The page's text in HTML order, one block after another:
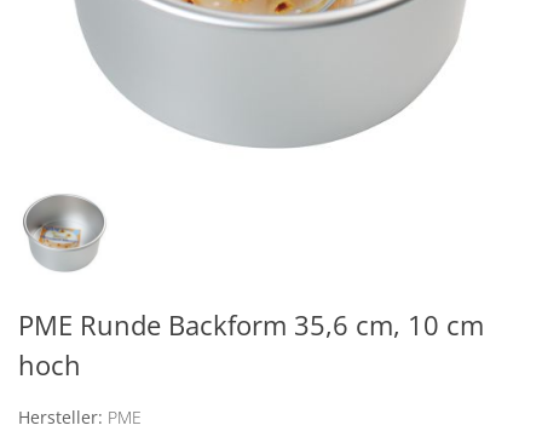
PME Runde Backform 35,6 cm, 10 cm
hoch
Hersteller: PME